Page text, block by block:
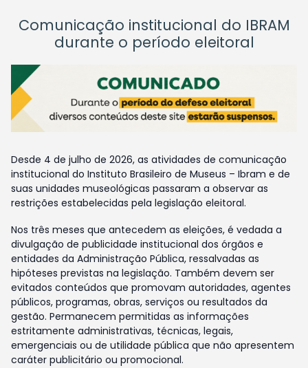
Comunicação institucional do IBRAM
durante o período eleitoral
Desde 4 de julho de 2026, as atividades de comunicação
institucional do Instituto Brasileiro de Museus – Ibram e de
suas unidades museológicas passaram a observar as
restrições estabelecidas pela legislação eleitoral.
Nos três meses que antecedem as eleições, é vedada a
divulgação de publicidade institucional dos órgãos e
entidades da Administração Pública, ressalvadas as
hipóteses previstas na legislação. Também devem ser
evitados conteúdos que promovam autoridades, agentes
públicos, programas, obras, serviços ou resultados da
gestão. Permanecem permitidas as informações
estritamente administrativas, técnicas, legais,
emergenciais ou de utilidade pública que não apresentem
caráter publicitário ou promocional.